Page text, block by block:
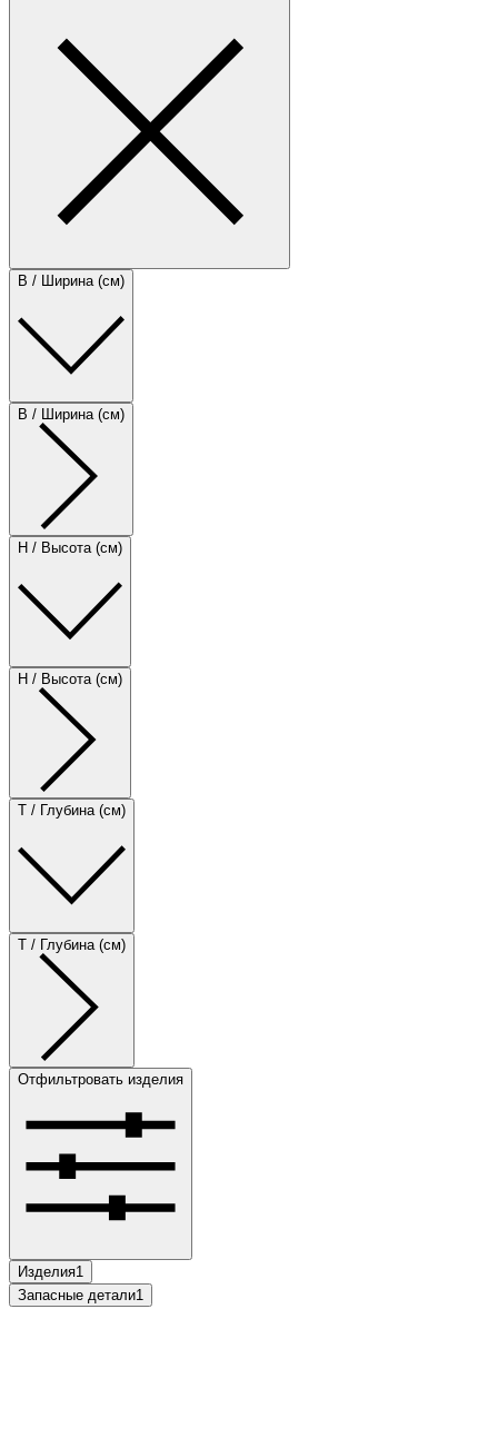
B / Ширина (см)
B / Ширина (см)
H / Высота (см)
H / Высота (см)
T / Глубина (см)
T / Глубина (см)
Отфильтровать изделия
Изделия1
Запасные детали1